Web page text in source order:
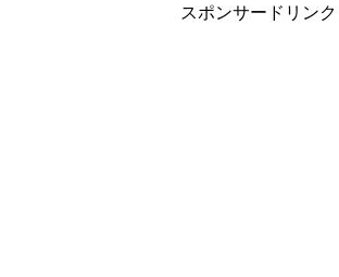
スポンサードリンク